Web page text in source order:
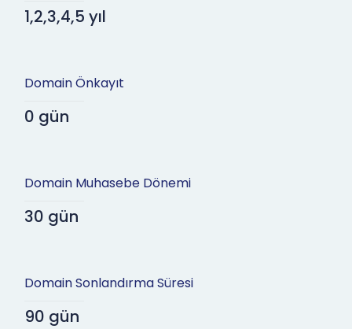
1,2,3,4,5 yıl
Domain Önkayıt
0 gün
Domain Muhasebe Dönemi
30 gün
Domain Sonlandırma Süresi
90 gün